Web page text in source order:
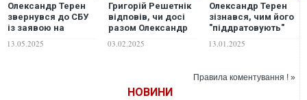
Олександр Терен
звернувся до СБУ
із заявою на
скандальну Анну
Алхім
13.05.2025
Григорій Решетнік
відповів, чи досі
разом Олександр
Терен та Інна
Бєлєнь
03.02.2025
Олександр Терен
зізнався, чим його
"піддратовують"
глядачі "Холостяка"
13.01.2025
Правила коментування ! »
НОВИНИ